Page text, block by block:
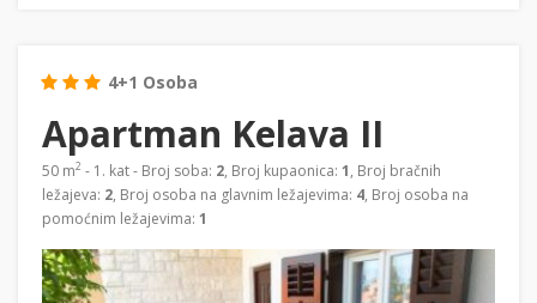
4+1 Osoba
Apartman Kelava II
50 m2 - 1. kat - Broj soba: 2, Broj kupaonica: 1, Broj bračnih
ležajeva: 2, Broj osoba na glavnim ležajevima: 4, Broj osoba na
pomoćnim ležajevima: 1